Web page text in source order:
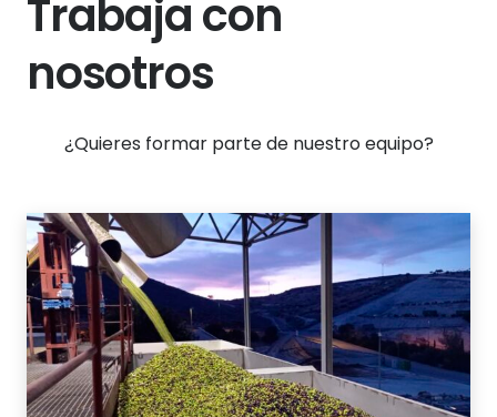
Trabaja con
nosotros
¿Quieres formar parte de nuestro equipo?